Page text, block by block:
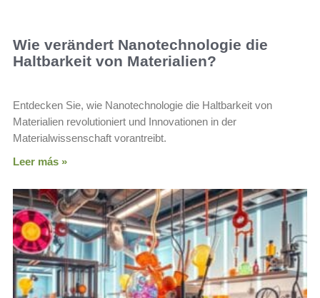
Wie verändert Nanotechnologie die
Haltbarkeit von Materialien?
Entdecken Sie, wie Nanotechnologie die Haltbarkeit von
Materialien revolutioniert und Innovationen in der
Materialwissenschaft vorantreibt.
Leer más »